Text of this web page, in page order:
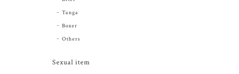
Tanga
Boxer
Others
Sexual item